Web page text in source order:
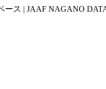
ース | JAAF NAGANO